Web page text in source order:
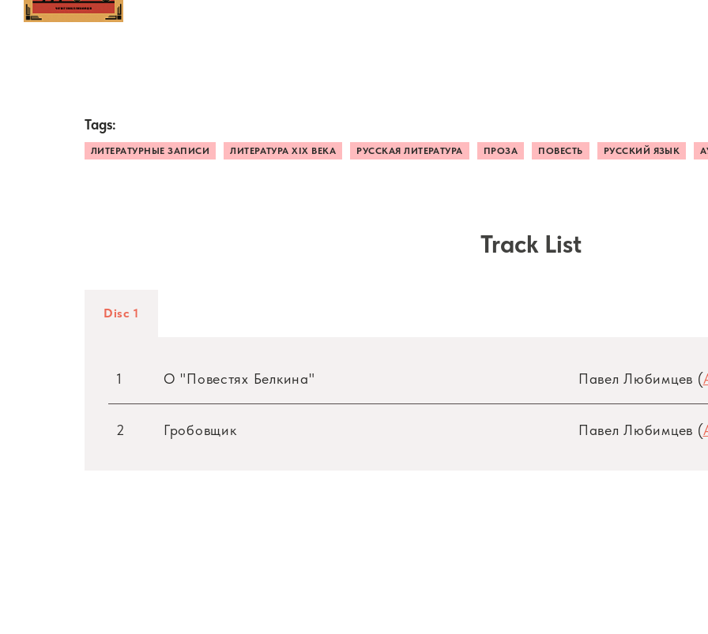
Tags:
ЛИТЕРАТУРНЫЕ ЗАПИСИ ЛИТЕРАТУРА XIX ВЕКА РУССКАЯ ЛИТЕРАТУРА ПРОЗА ПОВЕСТЬ РУССКИЙ ЯЗЫК
Track List
Disc 1
1 О "Повестях Белкина" Павел Любимцев (
2 Гробовщик Павел Любимцев (